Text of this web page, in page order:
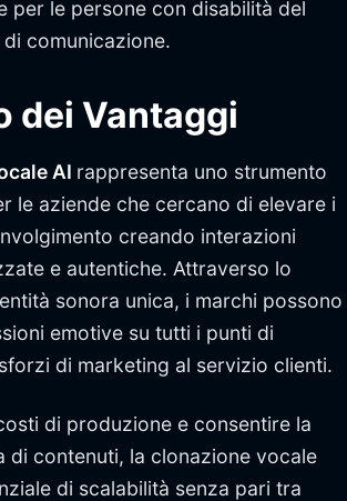
per le persone con disabilità del
comunicazione.
dei Vantaggi
AI rappresenta uno strumento
le aziende che cercano di elevare i
creando interazioni
e autentiche. Attraverso lo
sonora unica, i marchi possono
emotive su tutti i punti di
di marketing al servizio clienti.
di produzione e consentire la
di contenuti, la clonazione vocale
di scalabilità senza pari tra